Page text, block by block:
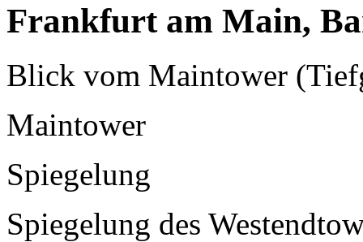
Frankfurt am Main,
Blick vom Maintower
Maintower
Spiegelung
Spiegelung des